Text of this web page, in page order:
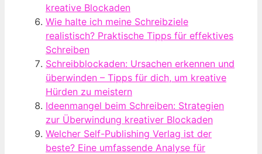
kreative Blockaden
Wie halte ich meine Schreibziele
realistisch? Praktische Tipps für effektives
Schreiben
Schreibblockaden: Ursachen erkennen und
überwinden – Tipps für dich, um kreative
Hürden zu meistern
Ideenmangel beim Schreiben: Strategien
zur Überwindung kreativer Blockaden
Welcher Self-Publishing Verlag ist der
beste? Eine umfassende Analyse für